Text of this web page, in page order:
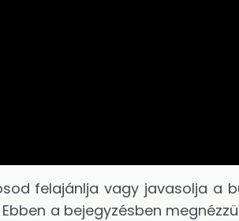
felajánlja vagy javasolja a
a bejegyzésben